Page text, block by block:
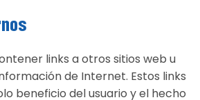
links a otros sitios web u
de Internet. Estos links
beneficio del usuario y el hecho